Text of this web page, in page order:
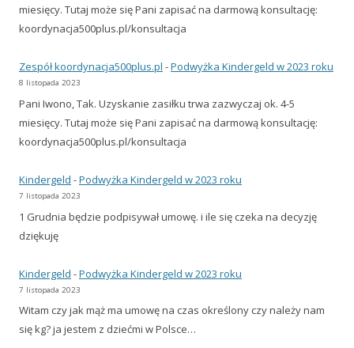
miesięcy. Tutaj może się Pani zapisać na darmową konsultację:
koordynacja500plus.pl/konsultacja
Zespół koordynacja500plus.pl -Podwyżka Kindergeld w 2023 roku
8 listopada 2023
Pani Iwono, Tak. Uzyskanie zasiłku trwa zazwyczaj ok. 4-5
miesięcy. Tutaj może się Pani zapisać na darmową konsultację:
koordynacja500plus.pl/konsultacja
Kindergeld -Podwyżka Kindergeld w 2023 roku
7 listopada 2023
1 Grudnia będzie podpisywał umowę. i ile się czeka na decyzję
dziękuję
Kindergeld -Podwyżka Kindergeld w 2023 roku
7 listopada 2023
Witam czy jak mąż ma umowę na czas określony czy należy nam
się kg? ja jestem z dziećmi w Polsce…